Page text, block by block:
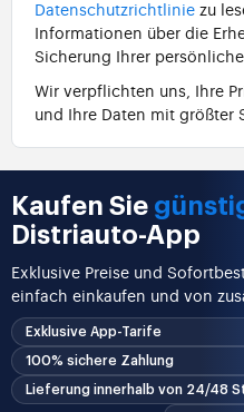
Datenschutzrichtlinie zu
Informationen über die
Sicherung Ihrer
Wir verpflichten uns, Ihre
und Ihre Daten mit größter
Kaufen Sie
Distriauto-App
Exklusive Preise und
einfach einkaufen und von
Exklusive App-Tarife
100% sichere Zahlung
Lieferung innerhalb von 24/48